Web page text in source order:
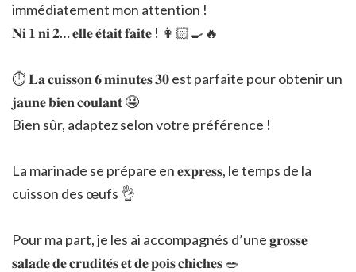
immédiatement mon attention !
𝐍𝐢 𝟏 𝐧𝐢 𝟐… 𝐞𝐥𝐥𝐞 𝐞́𝐭𝐚𝐢𝐭 𝐟𝐚𝐢𝐭𝐞 ! 👩🏻‍🍳🔥
⏱️ 𝐋𝐚 𝐜𝐮𝐢𝐬𝐬𝐨𝐧 𝟔 𝐦𝐢𝐧𝐮𝐭𝐞𝐬 𝟑𝟎 est parfaite pour obtenir un
𝐣𝐚𝐮𝐧𝐞 𝐛𝐢𝐞𝐧 𝐜𝐨𝐮𝐥𝐚𝐧𝐭 🤤
Bien sûr, adaptez selon votre préférence !
La marinade se prépare en 𝐞𝐱𝐩𝐫𝐞𝐬𝐬, le temps de la
cuisson des œufs 👌
Pour ma part, je les ai accompagnés d’une 𝐠𝐫𝐨𝐬𝐬𝐞
𝐬𝐚𝐥𝐚𝐝𝐞 𝐝𝐞 𝐜𝐫𝐮𝐝𝐢𝐭𝐞́𝐬 𝐞𝐭 𝐝𝐞 𝐩𝐨𝐢𝐬 𝐜𝐡𝐢𝐜𝐡𝐞𝐬 🥗